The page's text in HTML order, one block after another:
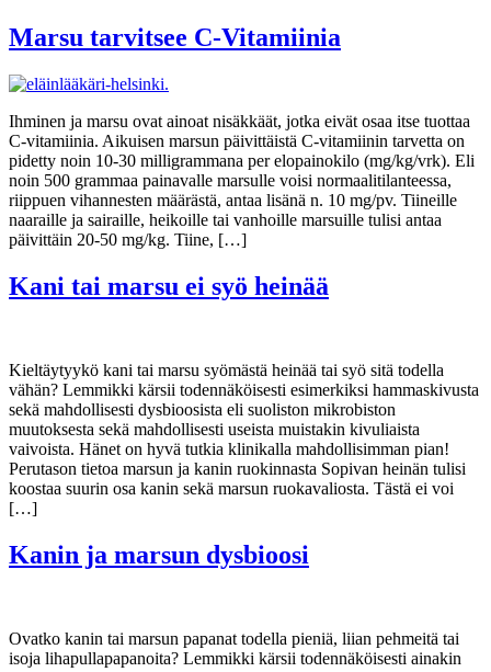
Marsu tarvitsee C-Vitamiinia
Ihminen ja marsu ovat ainoat nisäkkäät, jotka eivät osaa itse tuottaa
C-vitamiinia. Aikuisen marsun päivittäistä C-vitamiinin tarvetta on
pidetty noin 10-30 milligrammana per elopainokilo (mg/kg/vrk). Eli
noin 500 grammaa painavalle marsulle voisi normaalitilanteessa,
riippuen vihannesten määrästä, antaa lisänä n. 10 mg/pv. Tiineille
naaraille ja sairaille, heikoille tai vanhoille marsuille tulisi antaa
päivittäin 20-50 mg/kg. Tiine, […]
Kani tai marsu ei syö heinää
Kieltäytyykö kani tai marsu syömästä heinää tai syö sitä todella
vähän? Lemmikki kärsii todennäköisesti esimerkiksi hammaskivusta
sekä mahdollisesti dysbioosista eli suoliston mikrobiston
muutoksesta sekä mahdollisesti useista muistakin kivuliaista
vaivoista. Hänet on hyvä tutkia klinikalla mahdollisimman pian!
Perutason tietoa marsun ja kanin ruokinnasta Sopivan heinän tulisi
koostaa suurin osa kanin sekä marsun ruokavaliosta. Tästä ei voi
[…]
Kanin ja marsun dysbioosi
Ovatko kanin tai marsun papanat todella pieniä, liian pehmeitä tai
isoja lihapullapapanoita? Lemmikki kärsii todennäköisesti ainakin